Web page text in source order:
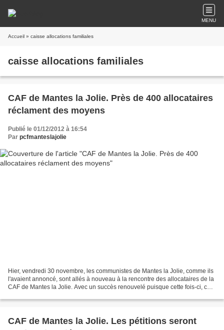
MENU
Accueil » caisse allocations familiales
caisse allocations familiales
CAF de Mantes la Jolie. Près de 400 allocataires
réclament des moyens
Publié le 01/12/2012 à 16:54
Par pcfmanteslajolie
Hier, vendredi 30 novembre, les communistes de Mantes la Jolie, comme ils
l'avaient annoncé, sont allés à nouveau à la rencontre des allocataires de la
CAF de Mantes la Jolie. Avec un succès renouvelé puisque cette fois-ci, ce
CAF de Mantes la Jolie. Les pétitions seront